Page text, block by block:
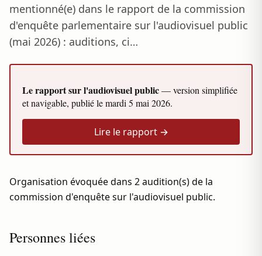
mentionné(e) dans le rapport de la commission
d'enquête parlementaire sur l'audiovisuel public
(mai 2026) : auditions, ci…
Le rapport sur l'audiovisuel public— version simplifiée
et navigable, publié lemardi 5 mai 2026.
Lire le rapport →
Organisation évoquée dans 2 audition(s) de la
commission d'enquête sur l'audiovisuel public.
Personnes liées